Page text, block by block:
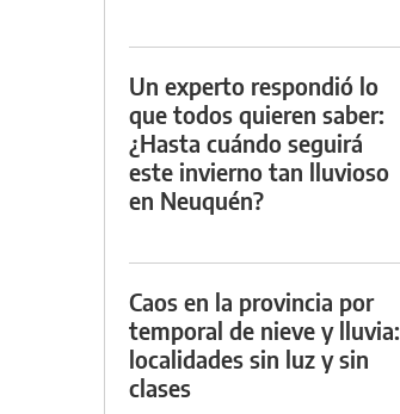
Un experto respondió lo
que todos quieren saber:
¿Hasta cuándo seguirá
este invierno tan lluvioso
en Neuquén?
Caos en la provincia por
temporal de nieve y lluvia:
localidades sin luz y sin
clases